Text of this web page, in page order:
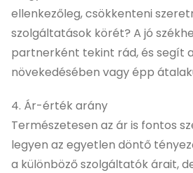
ellenkezőleg, csökkenteni
szolgáltatások körét? A jó
partnerként tekint rád, és segít
növekedésében vagy épp
4. Ár-érték arány
Természetesen az ár is fontos
legyen az egyetlen döntő
a különböző szolgáltatók árait,